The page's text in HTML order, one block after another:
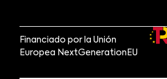
Financiado por la Unión
Europea NextGenerationEU